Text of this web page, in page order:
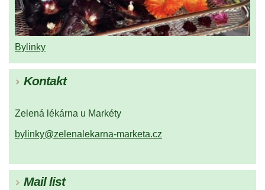
Bylinky
Kontakt
Zelená lékárna u Markéty
bylinky@zelenalekarna-marketa.cz
Mail list